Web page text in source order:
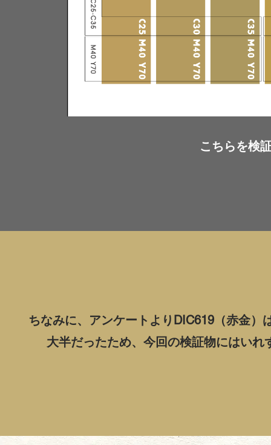
こちらを検
ちなみに、アンケートよりDIC619（赤金
大半だったため、今回の検証物にはい